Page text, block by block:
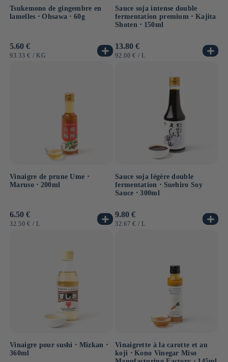
Tsukemono de gingembre en
lamelles ⋅ Ohsawa ⋅ 60g
Prix
habituel
5.60 €
PRIX
93.33 € / PAR
KG
Sauce soja intense double
fermentation premium ⋅ Kajita
Shoten ⋅ 150ml
Prix
habituel
13.80 €
PRIX
92.00 € / PAR
L
Vinaigre de prune Ume ⋅
Maruso ⋅ 200ml
Prix
habituel
6.50 €
PRIX
32.50 € / PAR
L
Sauce soja légère double
fermentation ⋅ Suehiro Soy
Sauce ⋅ 300ml
Prix
habituel
9.80 €
PRIX
32.67 € / PAR
L
Vinaigre pour sushi ⋅ Mizkan ⋅
360ml
Vinaigrette à la carotte et au
koji ⋅ Kono Vinegar Miso